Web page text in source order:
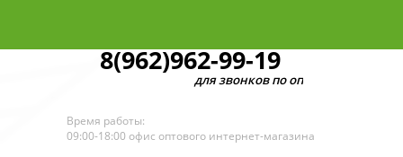
8(962)962-99-19
для звонков по оптовым заказам
Время работы:
09:00-18:00 офис оптового интернет-магазина